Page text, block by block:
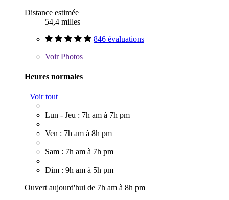
Distance estimée
54,4 milles
846 évaluations
VoirPhotos
Heures normales
Voir tout
Lun - Jeu : 7h am à 7h pm
Ven : 7h am à 8h pm
Sam : 7h am à 7h pm
Dim : 9h am à 5h pm
Ouvert aujourd'hui de 7h am à 8h pm